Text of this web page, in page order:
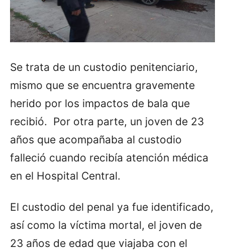
Se trata de un custodio penitenciario,
mismo que se encuentra gravemente
herido por los impactos de bala que
recibió. Por otra parte, un joven de 23
años que acompañaba al custodio
falleció cuando recibía atención médica
en el Hospital Central.
El custodio del penal ya fue identificado,
así como la víctima mortal, el joven de
23 años de edad que viajaba con el